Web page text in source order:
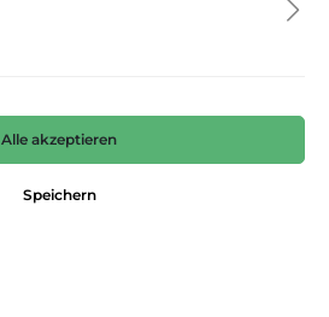
Alle akzeptieren
Speichern